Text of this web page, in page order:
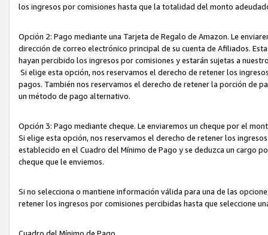
los ingresos por comisiones hasta que la totalidad del monto
Opción 2: Pago mediante una Tarjeta de Regalo de Amazon. Le
dirección de correo electrónico principal de su cuenta de Afiliados.
hayan percibido los ingresos por comisiones y estarán sujetas a
Si elige esta opción, nos reservamos el derecho de retener los
pagos. También nos reservamos el derecho de retener la porción de
un método de pago alternativo.
Opción 3: Pago mediante cheque. Le enviaremos un cheque por el
Si elige esta opción, nos reservamos el derecho de retener los
establecido en el Cuadro del Mínimo de Pago y se deduzca un cargo
cheque que le enviemos.
Si no selecciona o mantiene información válida para una de las
retener los ingresos por comisiones percibidas hasta que seleccione
Cuadro del Mínimo de Pago